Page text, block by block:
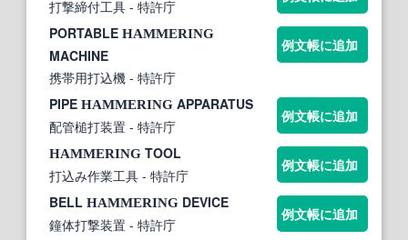
打撃締付工具 - 特許庁
PORTABLE HAMMERING
MACHINE
携帯用打込機 - 特許庁
例文帳に追加
PIPE HAMMERING APPARATUS
配管槌打装置 - 特許庁
例文帳に追加
HAMMERING TOOL
打込み作業工具 - 特許庁
例文帳に追加
BELL HAMMERING DEVICE
鐘体打撃装置 - 特許庁
例文帳に追加